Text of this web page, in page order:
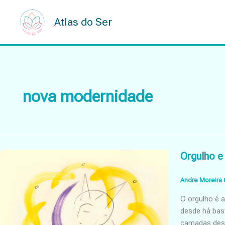
content
Atlas do Ser
nova modernidade
Orgulho
Andre Moreira
O orgulho é
desde há
camadas